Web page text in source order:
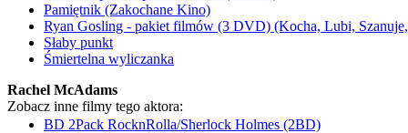
Pamiętnik (Zakochane Kino)
Ryan Gosling - pakiet filmów (3 DVD) (Kocha, Lubi, Szanuje,
Słaby punkt
Śmiertelna wyliczanka
Rachel McAdams
Zobacz inne filmy tego aktora:
BD 2Pack RocknRolla/Sherlock Holmes (2BD)